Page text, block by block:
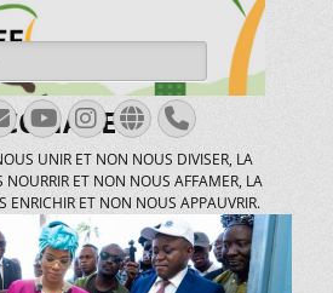
CONAREF
UNIR ET NON NOUS DIVISER, LA
NOURRIR ET NON NOUS AFFAMER, LA
ENRICHIR ET NON NOUS APPAUVRIR.
YouTube
Instagram
Site
web
Tél